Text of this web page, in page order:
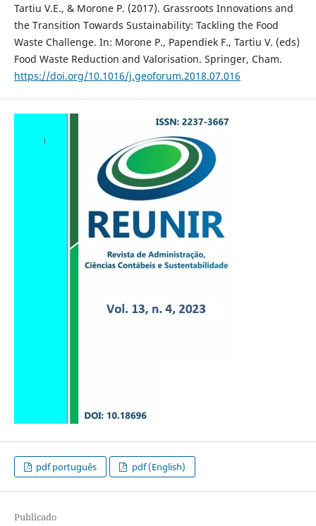
Tartiu V.E., & Morone P. (2017). Grassroots Innovations and
the Transition Towards Sustainability: Tackling the Food
Waste Challenge. In: Morone P., Papendiek F., Tartiu V. (eds)
Food Waste Reduction and Valorisation. Springer, Cham.
https://doi.org/10.1016/j.geoforum.2018.07.016
pdf português pdf (English)
Publicado